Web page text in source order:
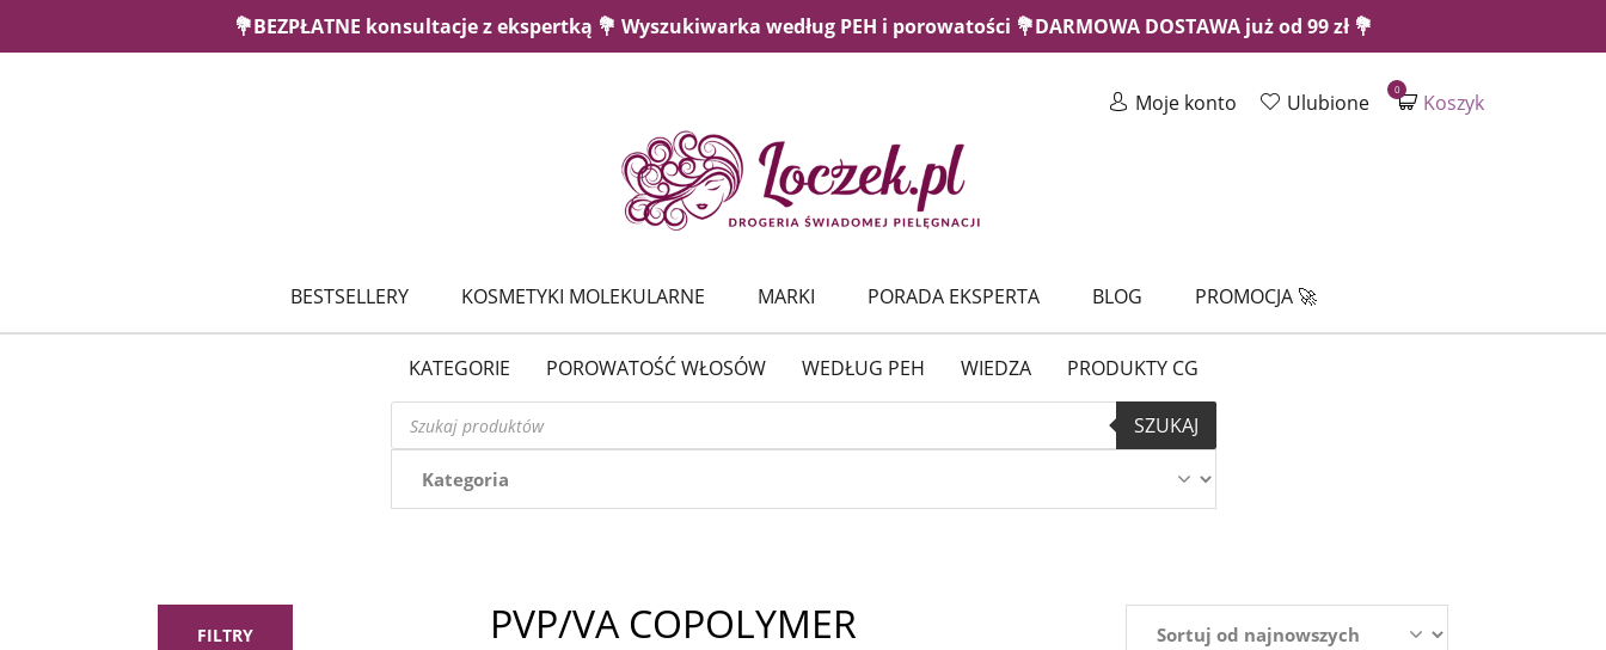
💐BEZPŁATNE konsultacje z ekspertką 💐 Wyszukiwarka według PEH i porowatości 💐DARMOWA DOSTAWA już od 99 zł 💐
Moje konto Ulubione Koszyk
0
BESTSELLERY KOSMETYKI MOLEKULARNE MARKI PORADA EKSPERTA BLOG PROMOCJA 🚀
KATEGORIE POROWATOŚĆ WŁOSÓW WEDŁUG PEH WIEDZA PRODUKTY CG
Wyszukiwarka
produktów
SZUKAJ
FILTRY PVP/VA COPOLYMER